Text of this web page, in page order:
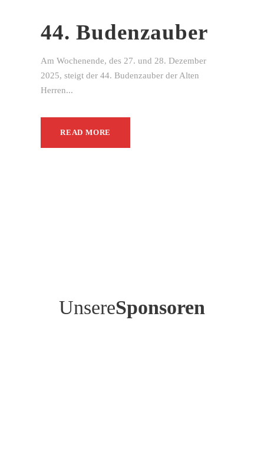
44. Budenzauber
Am Wochenende, des 27. und 28. Dezember
2025, steigt der 44. Budenzauber der Alten
Herren...
READ MORE
UnsereSponsoren